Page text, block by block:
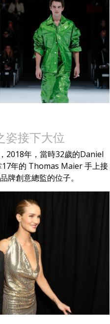
姿接下大位
2018年，當時32歲的Daniel
年的 Thomas Maier 手上接
牌創意總監的位子。